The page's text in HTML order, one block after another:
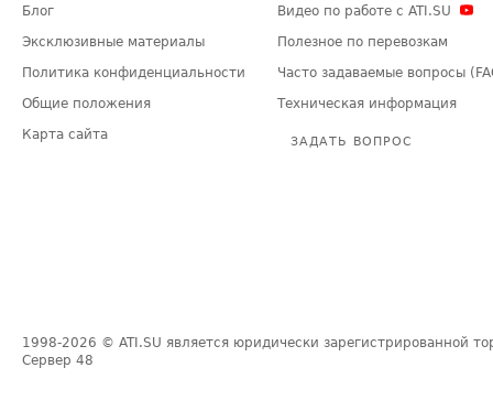
Блог
Эксклюзивные материалы
Политика конфиденциальности
Общие положения
Карта сайта
Видео по работе с ATI.SU
Полезное по перевозкам
Часто задаваемые вопросы
Техническая информация
ЗАДАТЬ ВОПРОС
1998-2026 © ATI.SU является юридически зарегистрированной
Сервер 48